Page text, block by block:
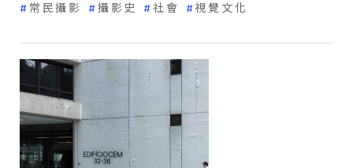
常民攝影
攝影史 社會 視覺文化